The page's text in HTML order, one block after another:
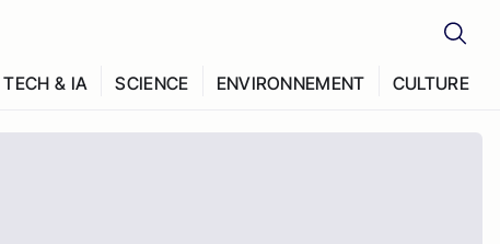
TECH & IA SCIENCE ENVIRONNEMENT CULTURE